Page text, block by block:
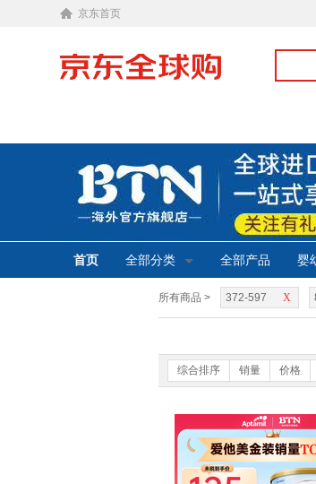
京东首页
首页 全部分类 全部产品 婴
所有商品 > X
372-597
综合排序 销量 价格